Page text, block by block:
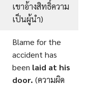
เขาอ้างสิทธิ์ความ
เป็นผู้นำ)
Blame for the
accident has
been laid at his
door. (ความผิด